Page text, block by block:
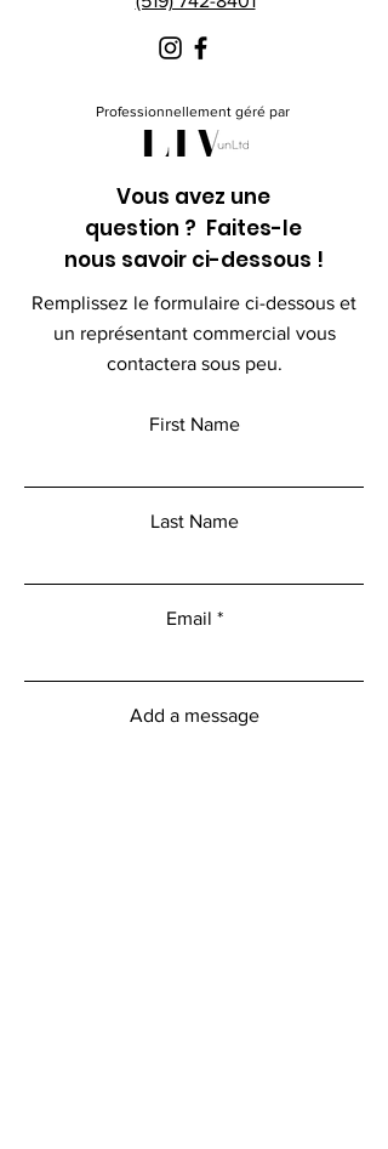
Professionnellement géré par
Vous avez une
question ? Faites-le
nous savoir ci-dessous !
Remplissez le formulaire ci-dessous et
un représentant commercial vous
contactera sous peu.
First Name
Last Name
Email
Add a message